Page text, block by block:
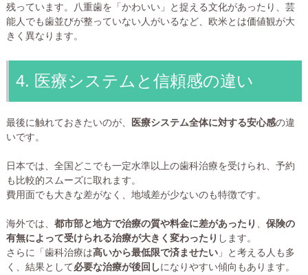
残っています。八重歯を「かわいい」と捉える文化があったり、芸
能人でも歯並びが整っていない人がいるなど、欧米とは価値観が大
きく異なります。
4. 医療システムと信頼感の違い
最後に触れておきたいのが、 医療システム全体に対する安心感の違
いです。
日本では、全国どこでも一定水準以上の歯科治療を受けられ、予約
も比較的スムーズに取れます。
費用面でも大きな差がなく、地域差が少ないのも特徴です。
海外では、 都市部と地方で治療の質や料金に差があったり
保険の
有無によって受けられる治療が大きく変わったり します。
さらに「歯科治療は高いから最低限で済ませたい」と考える人も多
く、結果として必要な治療が後回しになりやすい傾向もあります。